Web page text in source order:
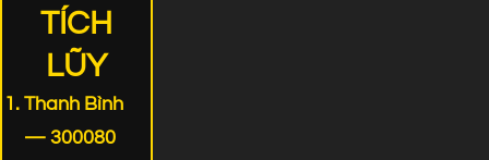
TÍCH
LŨY
Thanh Bình
— 300080